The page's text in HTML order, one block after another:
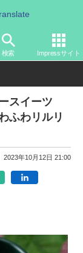
検索 Impressサイト
ーリゾート
スイーツ
ふわリルリ
2023年10月12日 21:00